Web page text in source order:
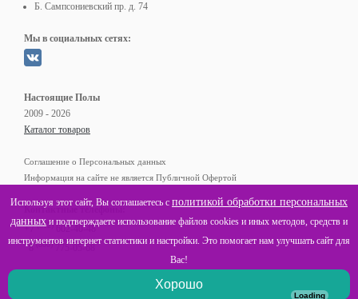
Б. Сампсониевский пр. д. 74
Мы в социальных сетях:
Настоящие Полы
2009 - 2026
Каталог товаров
Соглашение о Персональных данных
Информация на сайте не является Публичной Офертой
Контактные телефоны:
+7(812)
602-40-48
8 (800) 775-05-68
Loading
Используя этот сайт, Вы соглашаетесь с политикой обработки персональных
данных и подтверждаете использование файлов cookies и иных методов, средств и
инструментов интернет статистики и настройки. Это помогает нам улучшать сайт для
Вас!
Хорошо